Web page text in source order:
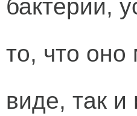
бактерии,
то, что оно
виде, так